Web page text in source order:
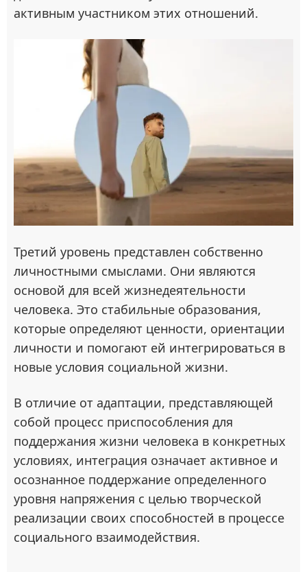
активным участником этих отношений.
Третий уровень представлен собственно
личностными смыслами. Они являются
основой для всей жизнедеятельности
человека. Это стабильные образования,
которые определяют ценности, ориентации
личности и помогают ей интегрироваться в
новые условия социальной жизни.
В отличие от адаптации, представляющей
собой процесс приспособления для
поддержания жизни человека в конкретных
условиях, интеграция означает активное и
осознанное поддержание определенного
уровня напряжения с целью творческой
реализации своих способностей в процессе
социального взаимодействия.